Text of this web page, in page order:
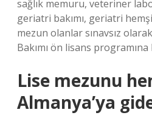
sağlık memuru, veteriner
geriatri bakımı, geriatri
mezun olanlar sınavsız
Bakımı ön lisans
Lise mezunu
Almanya’ya